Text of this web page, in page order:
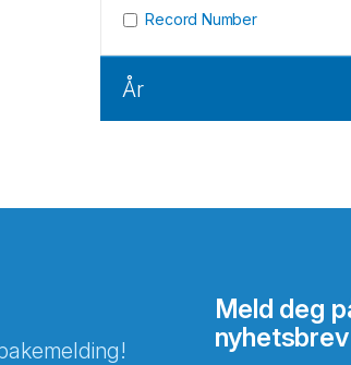
Record Number
År
Meld deg
nyhetsbrev